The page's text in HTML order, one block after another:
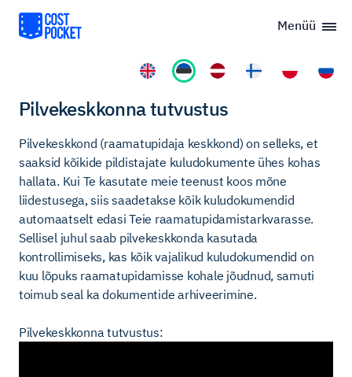
Menüü
Pilvekeskkonna tutvustus
Pilvekeskkond (raamatupidaja keskkond) on selleks, et
saaksid kõikide pildistajate kuludokumente ühes kohas
hallata. Kui Te kasutate meie teenust koos mõne
liidestusega, siis saadetakse kõik kuludokumendid
automaatselt edasi Teie raamatupidamistarkvarasse.
Sellisel juhul saab pilvekeskkonda kasutada
kontrollimiseks, kas kõik vajalikud kuludokumendid on
kuu lõpuks raamatupidamisse kohale jõudnud, samuti
toimub seal ka dokumentide arhiveerimine.
Pilvekeskkonna tutvustus: